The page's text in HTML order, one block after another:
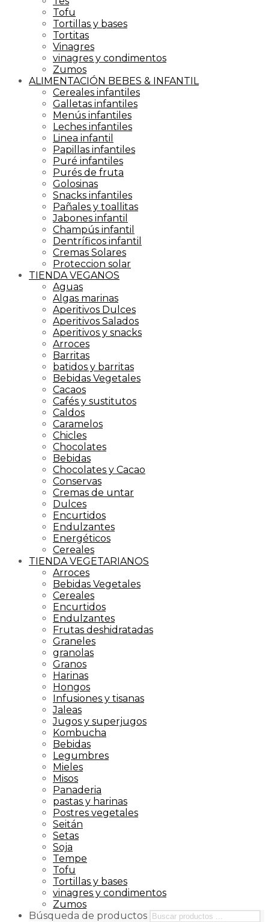
Tofu
Tortillas y bases
Tortitas
Vinagres
vinagres y condimentos
Zumos
ALIMENTACIÓN BEBES & INFANTIL
Cereales infantiles
Galletas infantiles
Menús infantiles
Leches infantiles
Linea infantil
Papillas infantiles
Puré infantiles
Purés de fruta
Golosinas
Snacks infantiles
Pañales y toallitas
Jabones infantil
Champús infantil
Dentríficos infantil
Cremas Solares
Proteccion solar
TIENDA VEGANOS
Aguas
Algas marinas
Aperitivos Dulces
Aperitivos Salados
Aperitivos y snacks
Arroces
Barritas
batidos y barritas
Bebidas Vegetales
Cacaos
Cafés y sustitutos
Caldos
Caramelos
Chicles
Chocolates
Bebidas
Chocolates y Cacao
Conservas
Cremas de untar
Dulces
Encurtidos
Endulzantes
Energéticos
Cereales
TIENDA VEGETARIANOS
Arroces
Bebidas Vegetales
Cereales
Encurtidos
Endulzantes
Frutas deshidratadas
Graneles
granolas
Granos
Harinas
Hongos
Infusiones y tisanas
Jaleas
Jugos y superjugos
Kombucha
Bebidas
Legumbres
Mieles
Misos
Panaderia
pastas y harinas
Postres vegetales
Seitán
Setas
Soja
Tempe
Tofu
Tortillas y bases
vinagres y condimentos
Zumos
Búsqueda de productos